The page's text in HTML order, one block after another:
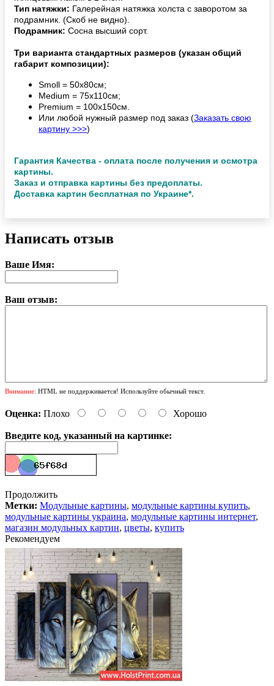
Тип натяжки: Галерейная натяжка холста с заворотом за
подрамник. (Скоб не видно).
Подрамник: Сосна высший сорт.
Три варианта стандартных размеров (указан общий
габарит композиции):
Smoll = 50х80см;
Medium = 75х110см;
Premium = 100х150см.
Или любой нужный размер под заказ (Заказать свою
картину >>>)
Гарантия Качества - оплата после получения и осмотра
картины.
Заказ и отправка картины без предоплаты.
Доставка картин бесплатная по Украине*.
Написать отзыв
Ваше Имя:
Ваш отзыв:
Внимание: HTML не поддерживается! Используйте обычный текст.
Оценка: Плохо Хорошо
Введите код, указанный на картинке:
Продолжить
Метки: Модульные картины, модульные картины купить,
модульные картины украина, модульные картины интернет,
магазин модульных картин, цветы, купить
Рекомендуем